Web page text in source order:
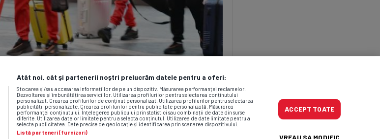
Atât noi, cât și partenerii noștri prelucrăm datele pentru a oferi:
Stocarea și/sau accesarea informațiilor de pe un dispozitiv. Măsurarea performanței reclamelor.
Dezvoltarea și îmbunătățirea serviciilor. Utilizarea profilurilor pentru selectarea conținutului
personalizat. Crearea profilurilor de conținut personalizat. Utilizarea profilurilor pentru selectarea
publicității personalizate. Crearea profilurilor pentru publicitate personalizată. Măsurarea
performanței conținutului. Înțelegerea publicului prin statistici sau combinații de date din surse
diferite. Utilizarea datelor limitate pentru a selecta conținutul. Utilizarea de date limitate pentru a
selecta publicitatea. Date precise de geolocație și identificarea prin scanarea dispozitivului.
Listă parteneri (furnizori)
ACCEPT TOATE
VREAU SA MODIFIC